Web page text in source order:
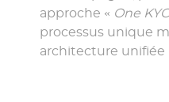
approche « One KYC
processus unique
architecture unifiée